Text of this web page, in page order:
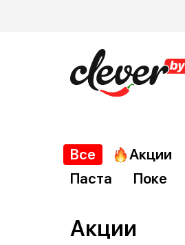
Все Акции
Паста
Поке
Акции